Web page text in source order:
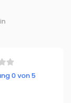
0 von 5